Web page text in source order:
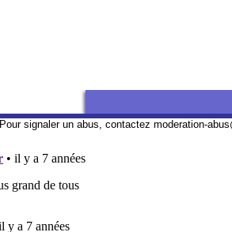
Pour signaler un abus, contactez moderation-